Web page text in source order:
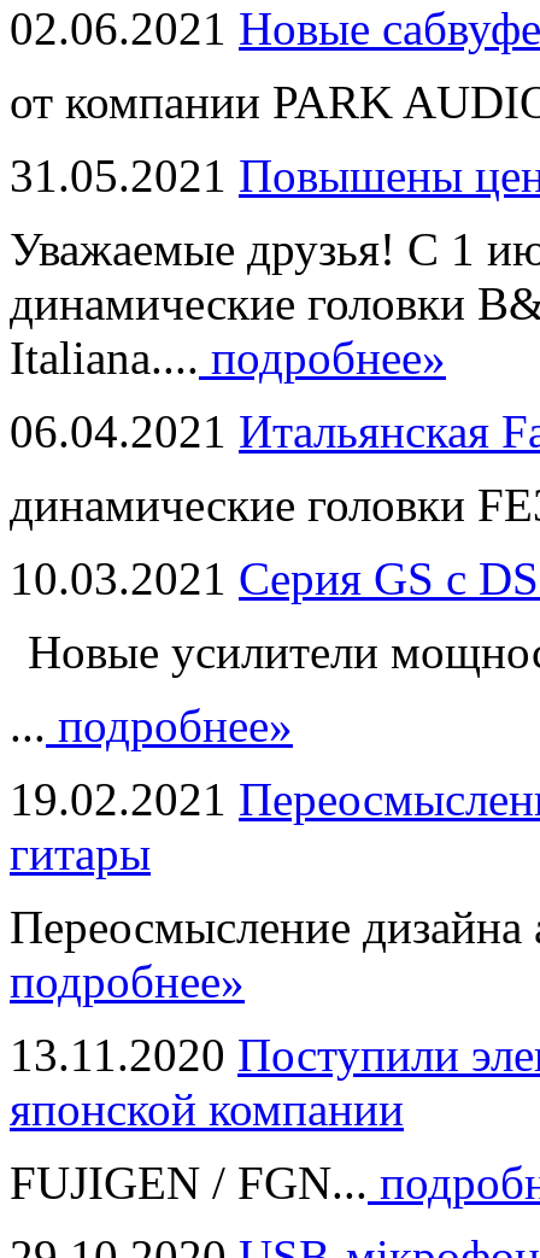
02.06.2021 Новые
от компании PARK
31.05.2021 Повышены
Уважаемые друзья! С 1
динамические головки
Italiana.... подробнее»
06.04.2021 Итальянская
динамические головки
10.03.2021 Серия GS с
Новые усилители
... подробнее»
19.02.2021
гитары
Переосмысление дизайна
подробнее»
13.11.2020 Поступили
японской компании
FUJIGEN / FGN...